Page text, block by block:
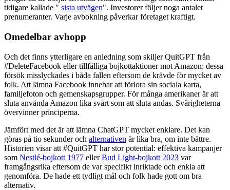
tidigare kallade " sista utvägen". Investorer följer noga antalet
prenumeranter. Varje avbokning påverkar företaget kraftigt.
Omedelbar avhopp
Och det finns ytterligare en anledning som skiljer QuitGPT från
#DeleteFacebook eller tillfälliga bojkottaktioner mot Amazon: dessa
försök misslyckades i båda fallen eftersom de krävde för mycket av
folk. Att lämna Facebook innebar att förlora sin sociala karta,
familjefoton och gemenskapsgrupper. För många amerikaner är att
sluta använda Amazon lika svårt som att sluta andas. Svårigheterna
övervinner principerna.
Jämfört med det är att lämna ChatGPT mycket enklare. Det kan
göras på tio sekunder och alternativen är lika bra, om inte bättre.
Historien visar att #QuitGPT har stor potential: effektiva kampanjer
som Nestlé-bojkott 1977 ellerBud Light-bojkott 2023 var
framgångsrika eftersom de var specifikt inriktade och enkla att
genomföra. De hade ett tydligt mål och folk hade gott om bra
alternativ.